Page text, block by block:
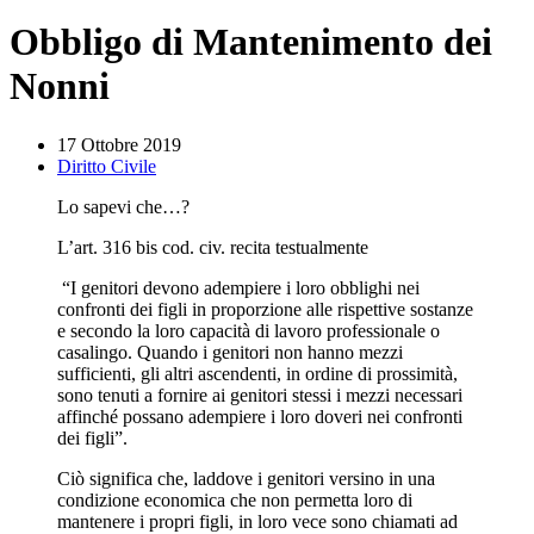
Obbligo di Mantenimento dei
Nonni
17 Ottobre 2019
Diritto Civile
Lo sapevi che…?
L’art. 316 bis cod. civ. recita testualmente
“I genitori devono adempiere i loro obblighi nei
confronti dei figli in proporzione alle rispettive sostanze
e secondo la loro capacità di lavoro professionale o
casalingo. Quando i genitori non hanno mezzi
sufficienti, gli altri ascendenti, in ordine di prossimità,
sono tenuti a fornire ai genitori stessi i mezzi necessari
affinché possano adempiere i loro doveri nei confronti
dei figli”.
Ciò significa che, laddove i genitori versino in una
condizione economica che non permetta loro di
mantenere i propri figli, in loro vece sono chiamati ad